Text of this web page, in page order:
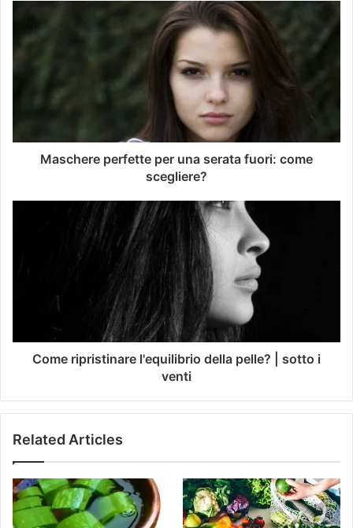
Maschere perfette per una serata fuori: come
scegliere?
Come ripristinare l'equilibrio della pelle? | sotto i
venti
Related Articles